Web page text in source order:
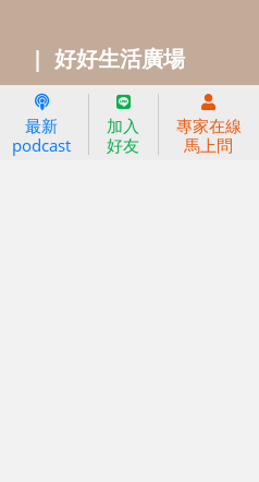
好好生活廣場
小太陽親子館
小太陽親子書房
知新劇場
最新
podcast
加入
好友
專家在線
馬上問